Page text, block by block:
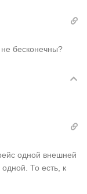
бесконечны?
одной внешней
То есть, к